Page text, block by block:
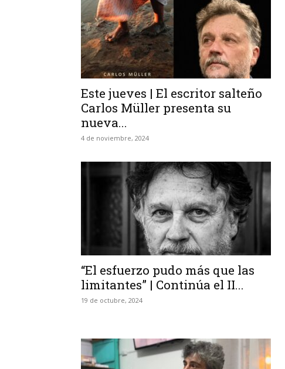
Este jueves | El escritor salteño
Carlos Müller presenta su
nueva...
4 de noviembre, 2024
“El esfuerzo pudo más que las
limitantes” | Continúa el II...
19 de octubre, 2024